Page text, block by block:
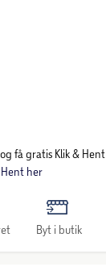
få gratis Klik & Hent
Hent her
Byt i butik